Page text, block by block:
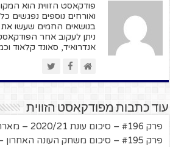
פודקאסט הזווית הוא
ואורחים נוספים נפגשים
בנושאים החמים שעשו
ניתן לעקוב אחר
אנדרואיד, סאונד קלאוד
עוד כתבות מפודקאסט הזווית
פרק #196 – סיכום עונת 2020/21 – מארחים את יהונתן כהן
פרק #195 – סיכום משחק העונה האחרון – הכרעה?